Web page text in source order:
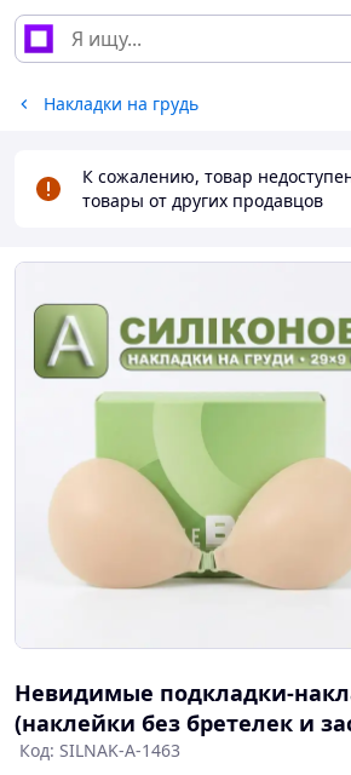
Накладки на грудь
К сожалению, товар
товары от других продавцов
Невидимые подкладки-
(наклейки без бретелек и
Код: SILNAK-A-1463